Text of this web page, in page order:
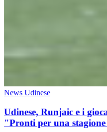
News Udinese
Udinese, Runjaic e i
"Pronti per una